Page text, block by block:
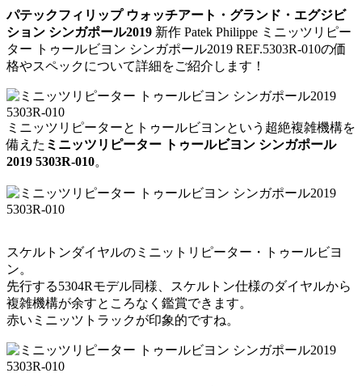
パテックフィリップ ウォッチアート・グランド・エグジビ
ション シンガポール2019 新作 Patek Philippe ミニッツリピー
ター トゥールビヨン シンガポール2019 REF.5303R-010の価
格やスペックについて詳細をご紹介します！
ミニッツリピーターとトゥールビヨンという超絶複雑機構を
備えた ミニッツリピーター トゥールビヨン シンガポール
2019 5303R-010。
スケルトンダイヤルのミニットリピーター・トゥールビヨ
ン。
先行する5304Rモデル同様、スケルトン仕様のダイヤルから
複雑機構が余すところなく鑑賞できます。
赤いミニッツトラックが印象的ですね。